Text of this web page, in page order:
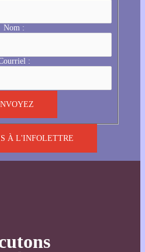
Nom :
:
À L'INFOLETTRE